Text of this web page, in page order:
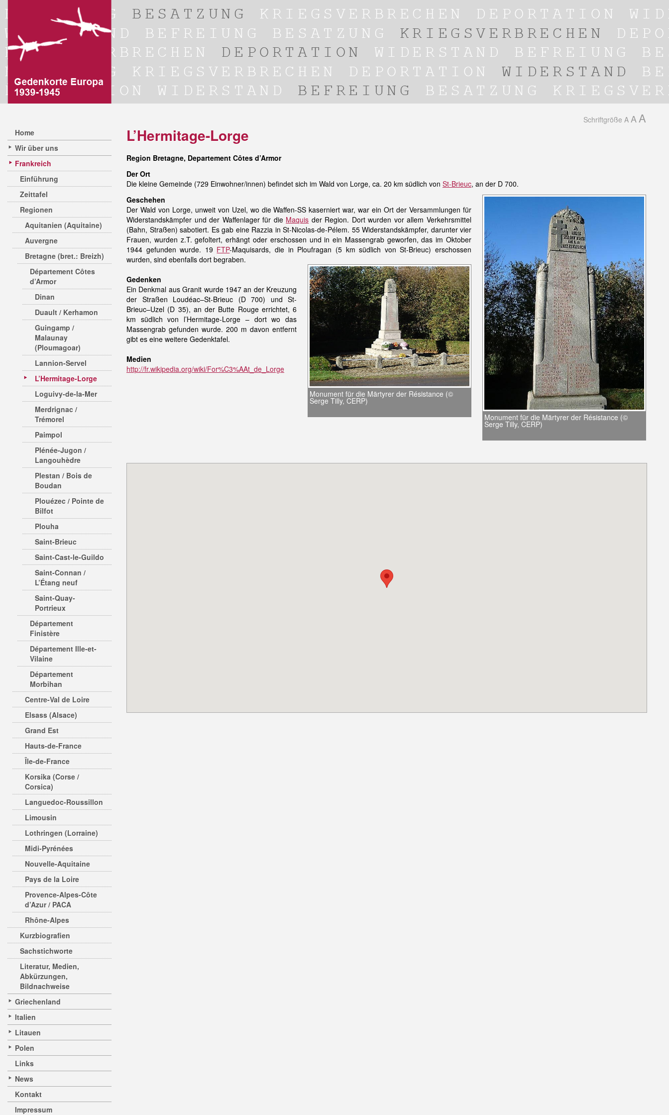
Home
Wir über uns
Frankreich
Einführung
Zeittafel
Regionen
Aquitanien (Aquitaine)
Auvergne
Bretagne (bret.: Breizh)
Département Côtes
d’Armor
Dinan
Duault / Kerhamon
Guingamp /
Malaunay
(Ploumagoar)
Lannion-Servel
L’Hermitage-Lorge
Loguivy-de-la-Mer
Merdrignac /
Trémorel
Paimpol
Plénée-Jugon /
Langouhèdre
Plestan / Bois de
Boudan
Plouézec / Pointe de
Bilfot
Plouha
Saint-Brieuc
Saint-Cast-le-Guildo
Saint-Connan /
L’Étang neuf
Saint-Quay-
Portrieux
Département
Finistère
Département Ille-et-
Vilaine
Département
Morbihan
Centre-Val de Loire
Elsass (Alsace)
Grand Est
Hauts-de-France
Île-de-France
Korsika (Corse /
Corsica)
Languedoc-Roussillon
Limousin
Lothringen (Lorraine)
Midi-Pyrénées
Nouvelle-Aquitaine
Pays de la Loire
Provence-Alpes-Côte
d’Azur / PACA
Rhône-Alpes
Kurzbiografien
Sachstichworte
Literatur, Medien,
Abkürzungen,
Bildnachweise
Griechenland
Italien
Litauen
Polen
Links
News
Kontakt
Impressum
Schriftgröße A A A
L’Hermitage-Lorge
Region Bretagne, Departement Côtes d’Armor
Der Ort
Die kleine Gemeinde (729 Einwohner/innen) befindet sich im Wald von Lorge, ca. 20 km südlich von St-Brieuc, an der D 700.
Geschehen
Monument für die Märtyrer der Résistance (©
Serge Tilly, CERP)
Der Wald von Lorge, unweit von Uzel, wo die Waffen-SS kaserniert war, war ein Ort der Versammlungen für
Widerstandskämpfer und der Waffenlager für die Maquis der Region. Dort wurden vor allem Verkehrsmittel
(Bahn, Straßen) sabotiert. Es gab eine Razzia in St-Nicolas-de-Pélem. 55 Widerstandskämpfer, darunter vier
Frauen, wurden z.T. gefoltert, erhängt oder erschossen und in ein Massengrab geworfen, das im Oktober
1944 gefunden wurde. 19 FTP-Maquisards, die in Ploufragan (5 km südlich von St-Brieuc) erschossen
wurden, sind ebenfalls dort begraben.
Monument für die Märtyrer der Résistance (©
Serge Tilly, CERP)
Gedenken
Ein Denkmal aus Granit wurde 1947 an der Kreuzung
der Straßen Loudéac–St-Brieuc (D 700) und St-
Brieuc–Uzel (D 35), an der Butte Rouge errichtet, 6
km südlich von l’Hermitage-Lorge – dort wo das
Massengrab gefunden wurde. 200 m davon entfernt
gibt es eine weitere Gedenktafel.
Medien
http://fr.wikipedia.org/wiki/For%C3%AAt_de_Lorge